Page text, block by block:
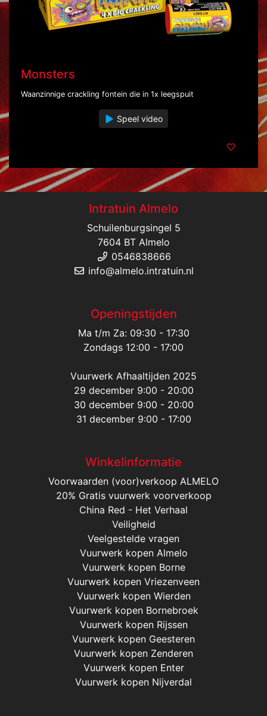
Monsters
Waanzinnige crackling fontein die in 1x leegspuit
Speel video
Intratuin Almelo
Schuilenburgsingel 5
7604 BT Almelo
0546838666
info@almelo.intratuin.nl
Openingstijden
Ma t/m Za: 09:30 - 17:30
Zondags 12:00 - 17:00
Vuurwerk Afhaaltijden 2025
29 december 9:00 - 20:00
30 december 9:00 - 20:00
31 december 9:00 - 17:00
Winkelinformatie
Voorwaarden (voor)verkoop ALMELO
20% Gratis vuurwerk voorverkoop
China Red - Het Verhaal
Veiligheid
Veelgestelde vragen
Vuurwerk kopen Almelo
Vuurwerk kopen Borne
Vuurwerk kopen Vriezenveen
Vuurwerk kopen Wierden
Vuurwerk kopen Bornebroek
Vuurwerk kopen Rijssen
Vuurwerk kopen Geesteren
Vuurwerk kopen Zenderen
Vuurwerk kopen Enter
Vuurwerk kopen Nijverdal